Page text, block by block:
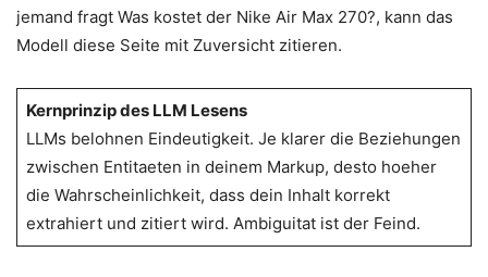
jemand fragt Was kostet der Nike Air Max 270?, kann das
Modell diese Seite mit Zuversicht zitieren.
Kernprinzip des LLM Lesens
LLMs belohnen Eindeutigkeit. Je klarer die Beziehungen
zwischen Entitaeten in deinem Markup, desto hoeher
die Wahrscheinlichkeit, dass dein Inhalt korrekt
extrahiert und zitiert wird. Ambiguitat ist der Feind.